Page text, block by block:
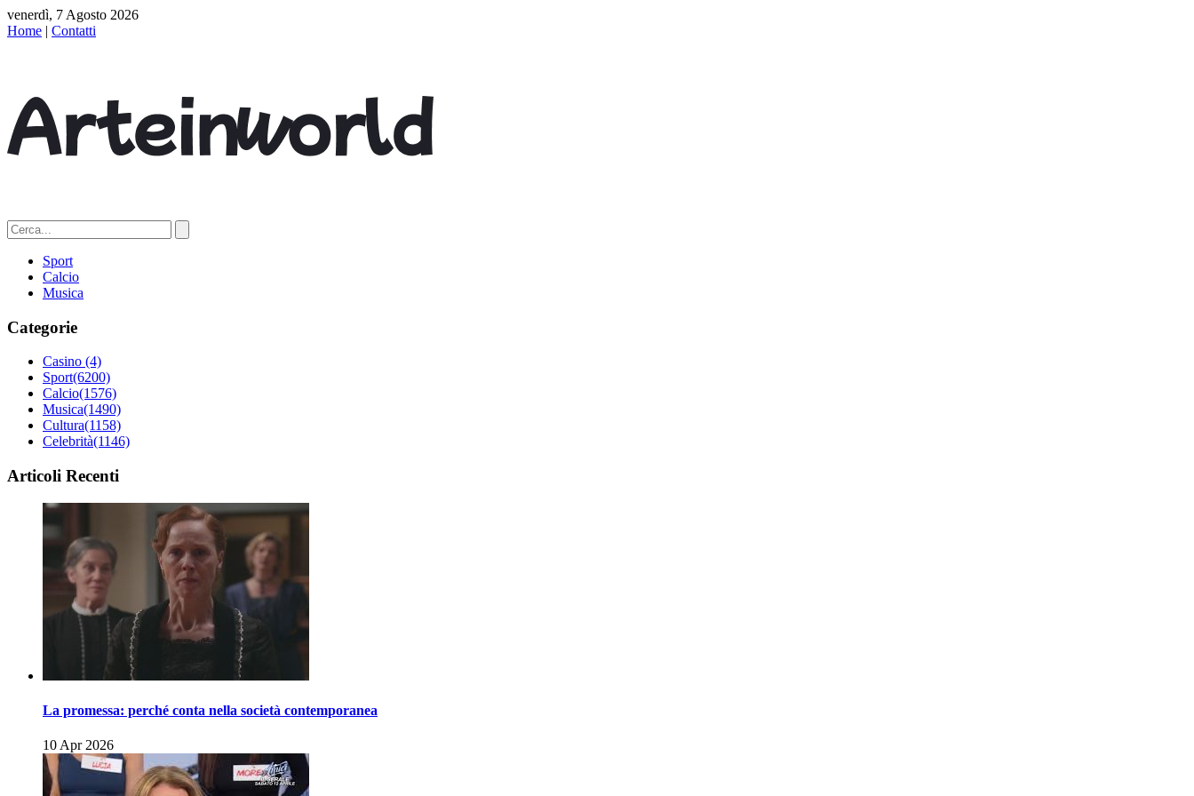
venerdì, 7 Agosto 2026
Home | Contatti
Sport
Calcio
Musica
Categorie
Casino (4)
Sport(6200)
Calcio(1576)
Musica(1490)
Cultura(1158)
Celebrità(1146)
Articoli Recenti
La promessa: perché conta nella società contemporanea
10 Apr 2026